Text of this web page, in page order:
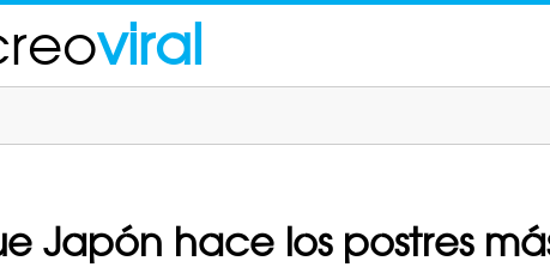
viral
Japón hace los postres